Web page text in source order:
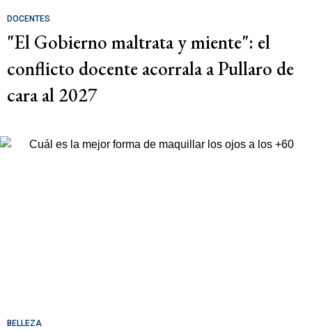
DOCENTES
"El Gobierno maltrata y miente": el
conflicto docente acorrala a Pullaro de
cara al 2027
BELLEZA